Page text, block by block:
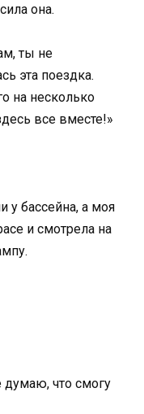
она.
ты не
эта поездка.
на несколько
все вместе!»
у бассейна, а моя
и смотрела на
думаю, что смогу